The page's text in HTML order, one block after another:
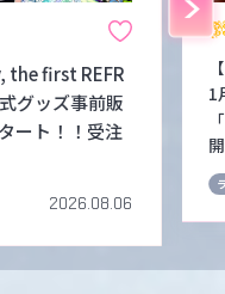
the first REFR
グッズ事前販
ート！！受注
2026.08.06
1